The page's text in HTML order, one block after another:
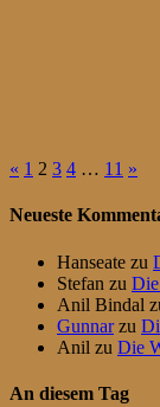
der
« Vorherige
1 2 3 4 … 11 »
Neueste
Hanseate zu
Stefan zu
Anil Bindal
Gunnarzu
Anil zu Die
An diesem Tag